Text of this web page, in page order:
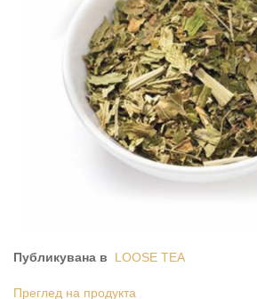
Публикувана в LOOSE TEA
Преглед на продукта